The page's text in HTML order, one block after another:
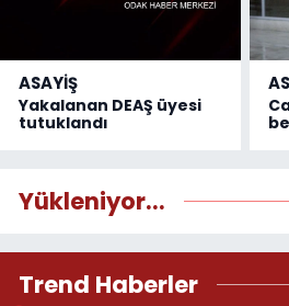
ASAYİŞ
Yakalanan DEAŞ üyesi
tutuklandı
Yükleniyor...
Trend Haberler